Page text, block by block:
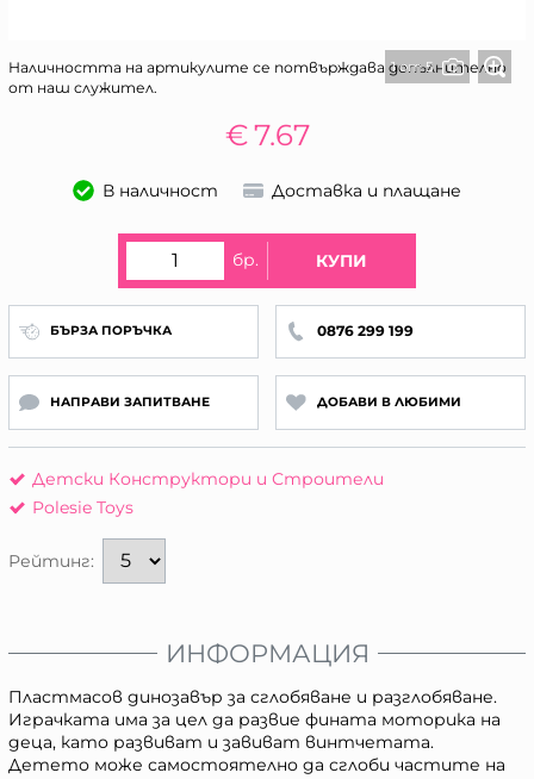
1 от 5
Наличността на артикулите се потвърждава допълнително
от наш служител.
7.67
€
В наличност Доставка и плащане
бр. КУПИ
БЪРЗА ПОРЪЧКА 0876 299 199
НАПРАВИ ЗАПИТВАНЕ ДОБАВИ В ЛЮБИМИ
Детски Конструктори и Строители
Polesie Toys
Рейтинг:
ИНФОРМАЦИЯ
Пластмасов динозавър за сглобяване и разглобяване.
Играчката има за цел да развие фината моторика на
деца, като развиват и завиват винтчетата.
Детето може самостоятелно да сглоби частите на